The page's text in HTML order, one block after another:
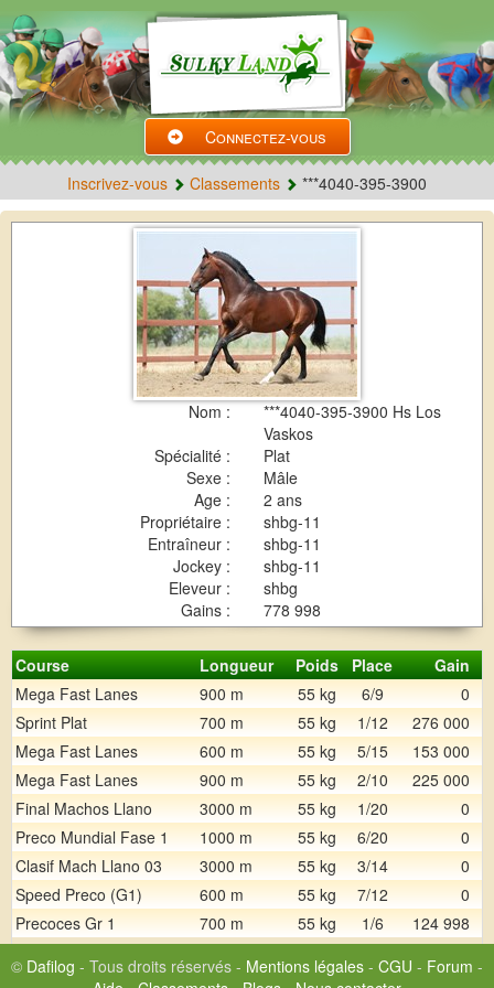
Connectez-vous
Inscrivez-vous Classements ***4040-395-3900
Nom :
***4040-395-3900 Hs Los
Vaskos
Spécialité :
Plat
Sexe :
Mâle
Age :
2 ans
Propriétaire :
shbg-11
Entraîneur :
shbg-11
Jockey :
shbg-11
Eleveur :
shbg
Gains :
778 998
Course Longueur Poids Place
Gain
Mega Fast Lanes
900 m 55 kg 6/9 0
Sprint Plat
700 m 55 kg 1/12 276 000
Mega Fast Lanes
600 m 55 kg 5/15 153 000
Mega Fast Lanes
900 m 55 kg 2/10 225 000
Final Machos Llano
3000 m 55 kg 1/20 0
Preco Mundial Fase 1
1000 m 55 kg 6/20 0
Clasif Mach Llano 03
3000 m 55 kg 3/14 0
Speed Preco (G1)
600 m 55 kg 7/12 0
Precoces Gr 1
700 m 55 kg 1/6 124 998
© Dafilog - Tous droits réservés - Mentions légales - CGU - Forum -